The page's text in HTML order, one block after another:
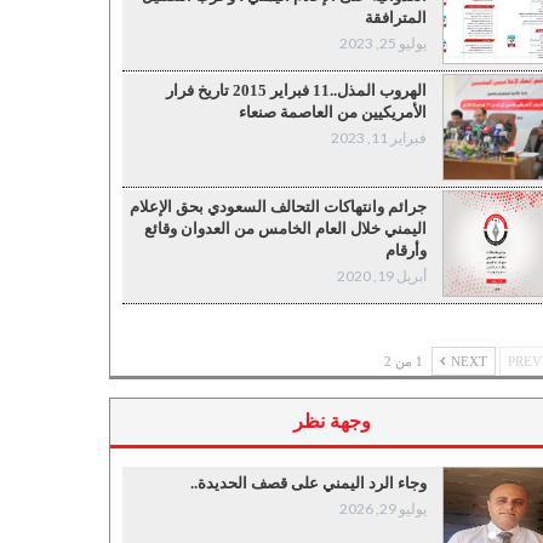
المترافقة
يوليو 25, 2023
الهروب المذل..11 فبراير 2015 تاريخ فرار
الأمريكيين من العاصمة صنعاء
فبراير 11, 2023
جرائم وانتهاكات التحالف السعودي بحق الإعلام
اليمني خلال العام الخامس من العدوان وقائع
وأرقام
أبريل 19, 2020
NEXT 1 من 2
وجهة نظر
وجاء الرد اليمني على قصف الحديدة..
يوليو 29, 2026